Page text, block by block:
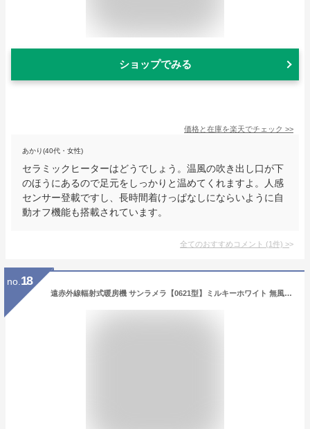
ショップでみる
価格と在庫を楽天でチェック >>
あかり(40代・女性)
セラミックヒーターはどうでしょう。温風の吹き出し口が下
のほうにあるので足元をしっかりと温めてくれますよ。人感
センサー登載ですし、長時間着けっぱなしにならいように自
動オフ機能も搭載されています。
全てのおすすめコメント (1件) >
no. 18
遠赤外線輻射式暖房機 サンラメラ【0621型】ミルキーホワイト 無風暖房 メーカー5年保証 熱くない 火傷しにくい 臭くない 乾燥しない 移動が楽 省スペース サブ暖房 転倒安全装置付き 3段切り替え式